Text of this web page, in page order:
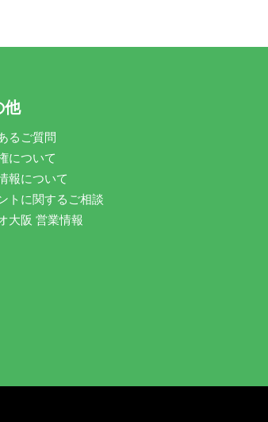
他
るご質問
について
報について
トに関するご相談
大阪 営業情報